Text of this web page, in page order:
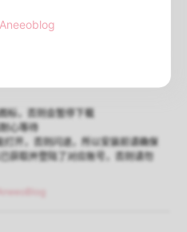
） 闪退说明
标，否则会暂停下载
心等待
开，否则闪退，所以安装前请确保
获取并登陆了对应账号，否则请勿
AneeoBlog
Aneeoblog